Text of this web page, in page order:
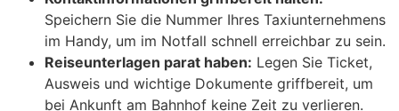
Speichern Sie die Nummer Ihres Taxiunternehmens
im Handy, um im Notfall schnell erreichbar zu sein.
Reiseunterlagen parat haben: Legen Sie Ticket,
Ausweis und wichtige Dokumente griffbereit, um
bei Ankunft am Bahnhof keine Zeit zu verlieren.